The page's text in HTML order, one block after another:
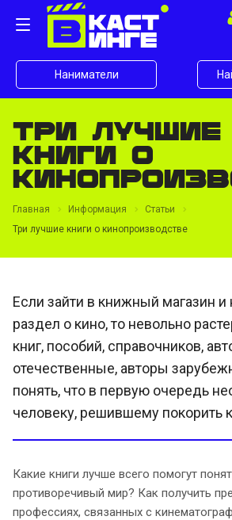
Наниматели
Три лучшие
книги о
Главная Информация
Статьи
Три лучшие книги о кинопроизводстве
Если зайти в книжный магазин и
раздел о кино, то невольно
книг, пособий, справочников,
отечественные, авторы
понять, что в первую очередь
человеку, решившему покорить
Какие книги лучше всего помогут
противоречивый мир? Как получить
профессиях, связанных с